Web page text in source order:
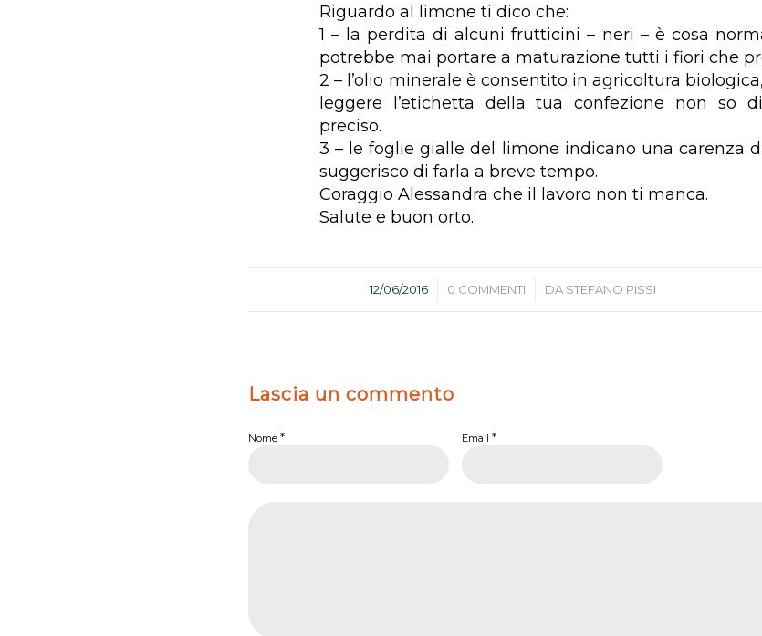
Riguardo al limone ti dico che:
1 – la perdita di alcuni frutticini – neri – è cosa
potrebbe mai portare a maturazione tutti i fiori che
2 – l’olio minerale è consentito in agricoltura
leggere l’etichetta della tua confezione non so
preciso.
3 – le foglie gialle del limone indicano una carenza
suggerisco di farla a breve tempo.
Coraggio Alessandra che il lavoro non ti manca.
Salute e buon orto.
12/06/2016
/ 0 COMMENTI
/ DA STEFANO PISSI
Lascia un commento
Nome * Email *